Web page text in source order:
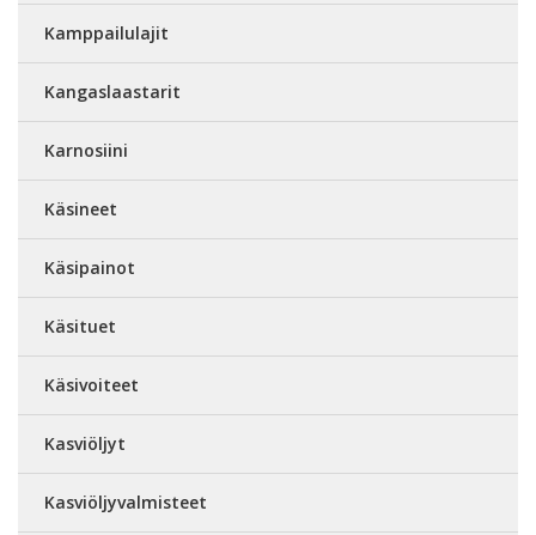
Kamppailulajit
Kangaslaastarit
Karnosiini
Käsineet
Käsipainot
Käsituet
Käsivoiteet
Kasviöljyt
Kasviöljyvalmisteet